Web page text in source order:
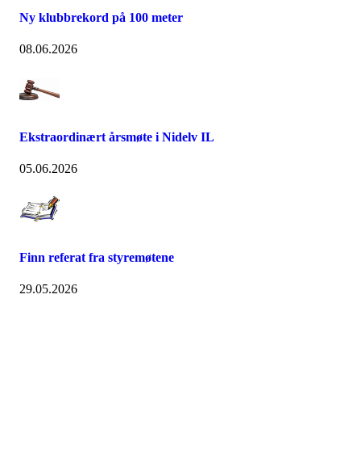
Ny klubbrekord på 100 meter
08.06.2026
Ekstraordinært årsmøte i Nidelv IL
05.06.2026
Finn referat fra styremøtene
29.05.2026